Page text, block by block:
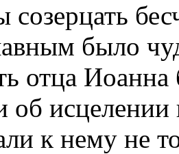
было
отца
об
к нему не